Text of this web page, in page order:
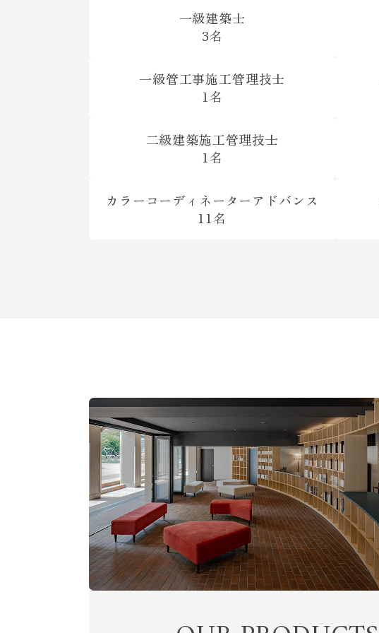
一級建築士
3名
一級管工事施工管理技士
1名
二級建築施工管理技士
1名
カラーコーディネーターアドバンス
11名